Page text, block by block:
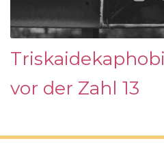
vor der Zahl 13